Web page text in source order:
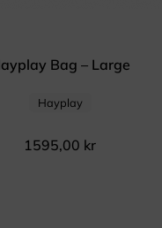
Bag – Large
Hayplay
1595,00 kr